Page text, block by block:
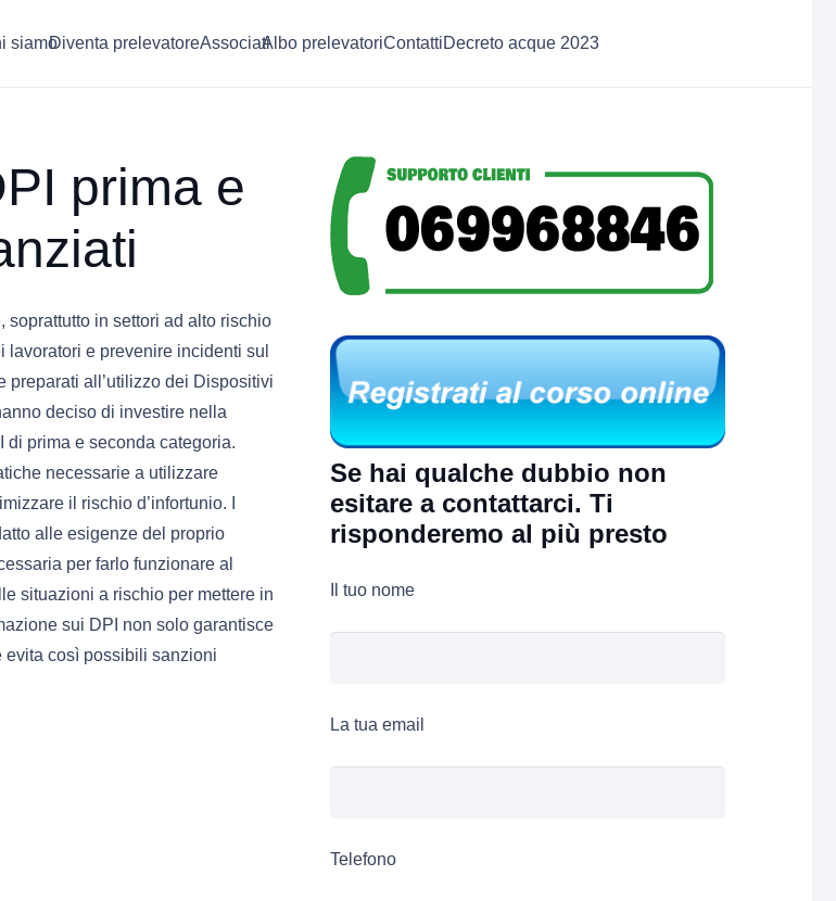
siamoDiventa prelevatoreAssociatiAlbo prelevatoriContattiDecreto acque 2023
prima e
soprattutto in settori ad alto rischio
e prevenire incidenti sul
preparati all’utilizzo dei Dispositivi
deciso di investire nella
prima e seconda categoria.
necessarie a utilizzare
il rischio d’infortunio. I
alle esigenze del proprio
per farlo funzionare al
situazioni a rischio per mettere in
sui DPI non solo garantisce
evita così possibili sanzioni
Se hai qualche dubbio non
esitare a contattarci. Ti
risponderemo al più presto
Il tuo nome
La tua email
Telefono